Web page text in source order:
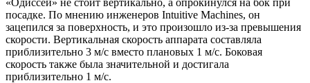
посадке. По мнению инженеров Intuitive Machines, он
зацепился за поверхность, и это произошло из-за превышения
скорости. Вертикальная скорость аппарата составляла
приблизительно 3 м/с вместо плановых 1 м/с. Боковая
скорость также была значительной и достигала
приблизительно 1 м/с.